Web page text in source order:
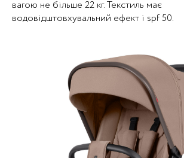
вагою не більше 22 кг. Текстиль має
водовідштовхувальний ефект і spf 50.